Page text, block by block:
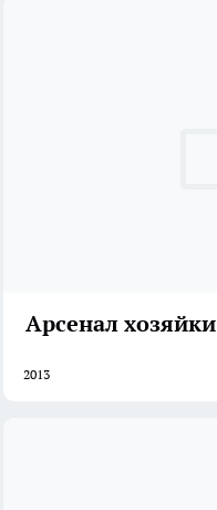
Арсенал хозяйки
2013